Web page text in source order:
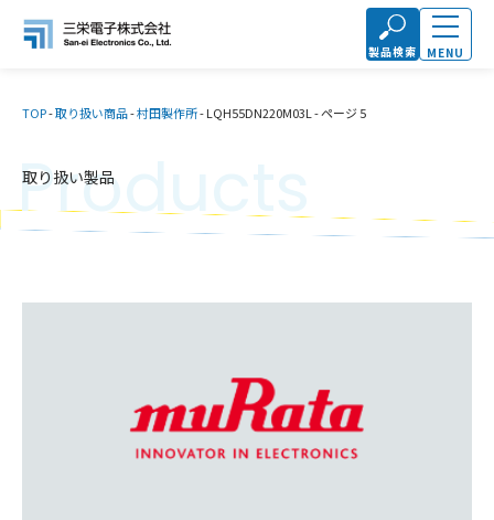
製品検索 MENU
TOP-取り扱い商品-村田製作所-LQH55DN220M03L -ページ 5
取り扱い製品
Products